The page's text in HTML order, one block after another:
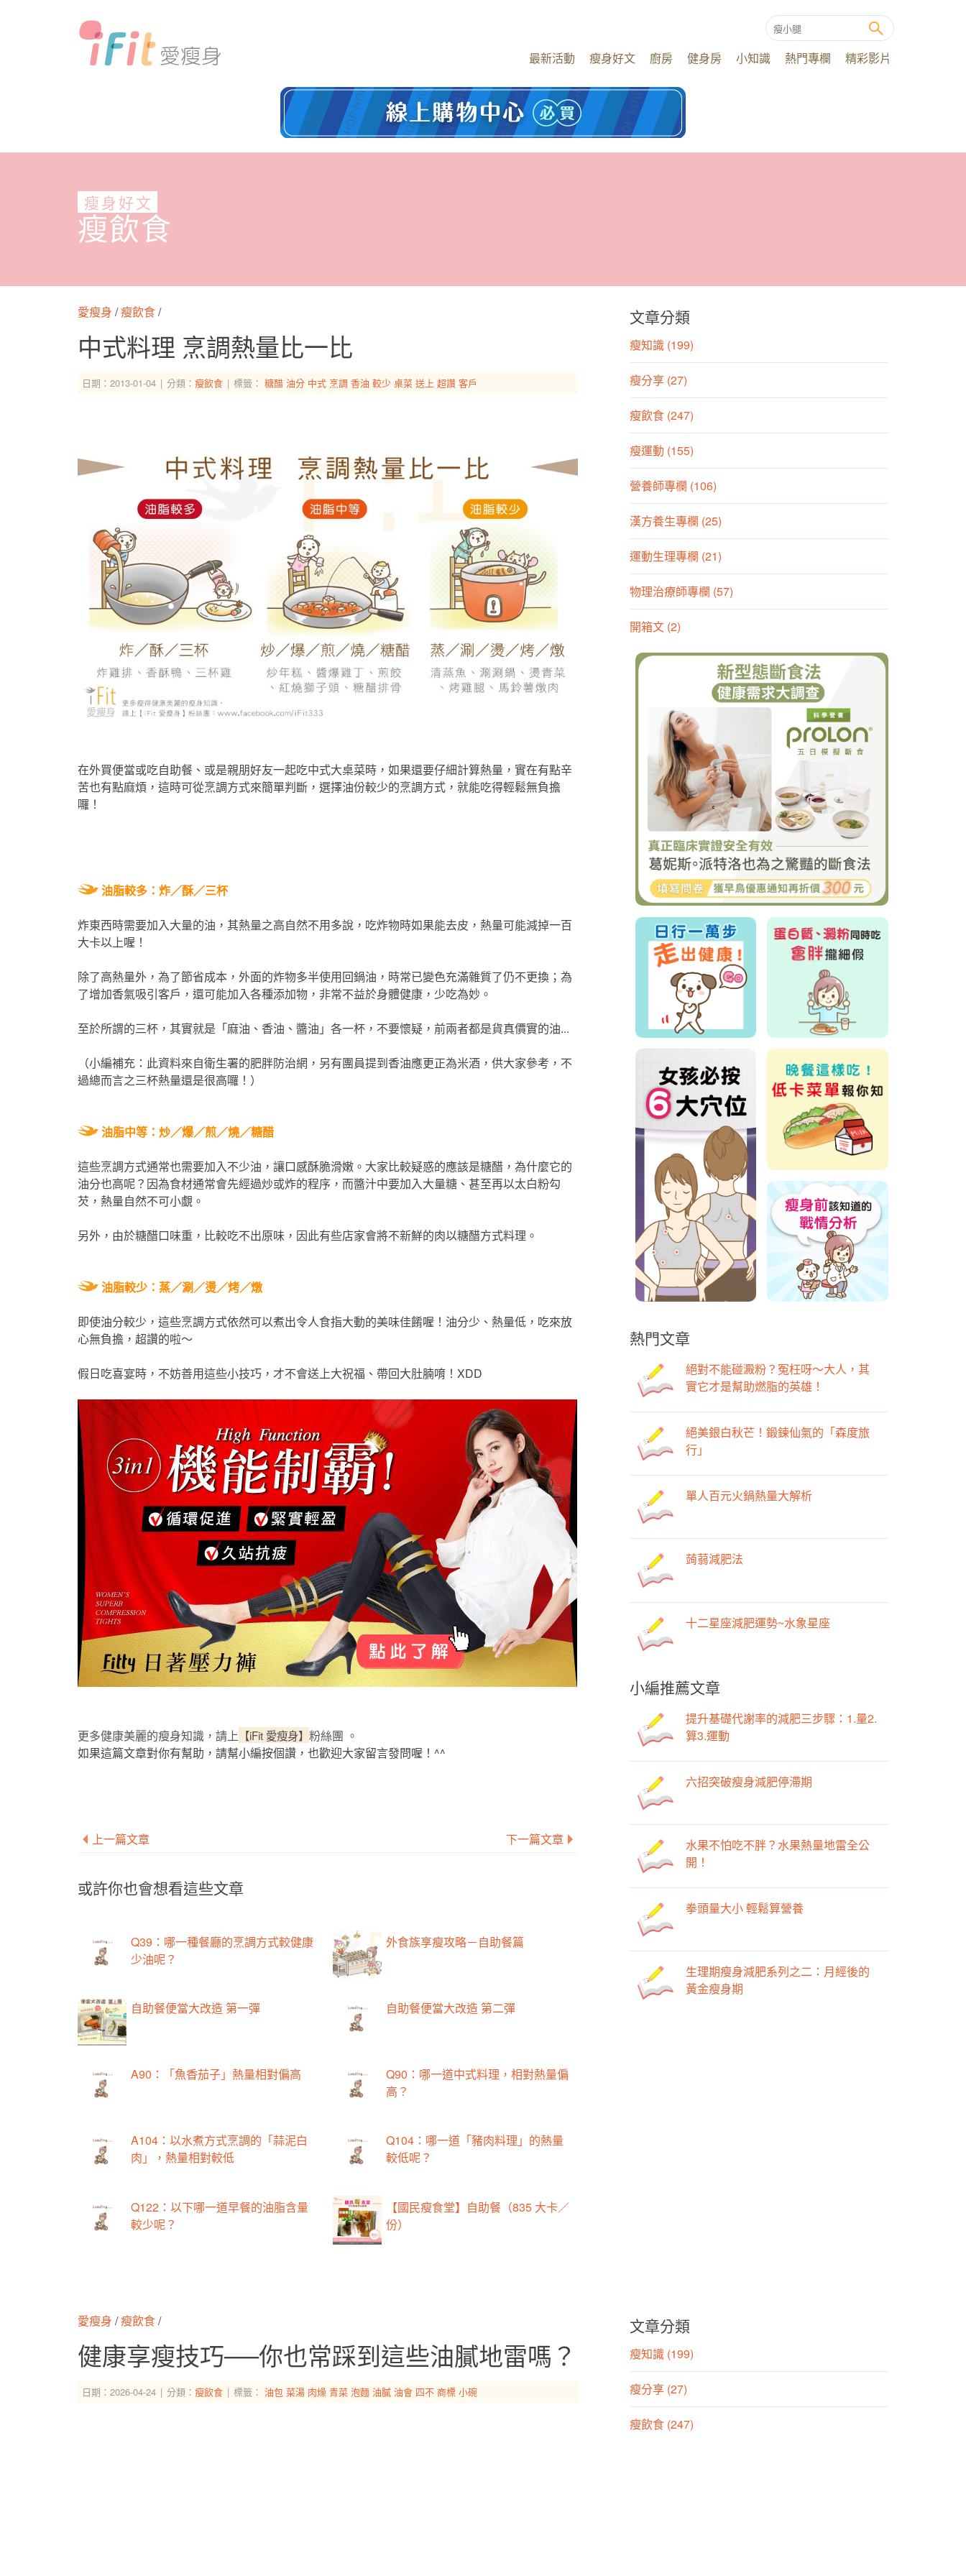
最新活動 瘦身好文 廚房 健身房 小知識 熱門專欄 精彩影片
瘦身好文
瘦飲食
愛瘦身 /瘦飲食/
中式料理 烹調熱量比一比
日期：2013-01-04 分類： 瘦飲食 標籤： 糖醋 油分 中式 烹調 香油 較少 桌菜 送上 超讚 客戶
在外買便當或吃自助餐、或是親朋好友一起吃中式大桌菜時，如果還要仔細計算熱量，實在有點辛
苦也有點麻煩，這時可從烹調方式來簡單判斷，選擇油份較少的烹調方式，就能吃得輕鬆無負擔
囉！
油脂較多：炸／酥／三杯
炸東西時需要加入大量的油，其熱量之高自然不用多說，吃炸物時如果能去皮，熱量可能減掉一百
大卡以上喔！
除了高熱量外，為了節省成本，外面的炸物多半使用回鍋油，時常已變色充滿雜質了仍不更換；為
了增加香氣吸引客戶，還可能加入各種添加物，非常不益於身體健康，少吃為妙。
至於所謂的三杯，其實就是「麻油、香油、醬油」各一杯，不要懷疑，前兩者都是貨真價實的油...
（小編補充：此資料來自衛生署的肥胖防治網，另有團員提到香油應更正為米酒，供大家參考，不
過總而言之三杯熱量還是很高囉！）
油脂中等：炒／爆／煎／燒／糖醋
這些烹調方式通常也需要加入不少油，讓口感酥脆滑嫩。大家比較疑惑的應該是糖醋，為什麼它的
油分也高呢？因為食材通常會先經過炒或炸的程序，而醬汁中要加入大量糖、甚至再以太白粉勾
芡，熱量自然不可小覷。
另外，由於糖醋口味重，比較吃不出原味，因此有些店家會將不新鮮的肉以糖醋方式料理。
油脂較少：蒸／涮／燙／烤／燉
即使油分較少，這些烹調方式依然可以煮出令人食指大動的美味佳餚喔！油分少、熱量低，吃來放
心無負擔，超讚的啦～
假日吃喜宴時，不妨善用這些小技巧，才不會送上大祝福、帶回大肚腩唷！XDD
更多健康美麗的瘦身知識，請上 【iFit 愛瘦身】 粉絲團 。
如果這篇文章對你有幫助，請幫小編按個讚，也歡迎大家留言發問喔！^^
上一篇文章 下一篇文章
或許你也會想看這些文章
Q39：哪一種餐廳的烹調方式較健康
少油呢？
外食族享瘦攻略－自助餐篇
自助餐便當大改造 第一彈 自助餐便當大改造 第二彈
A90：「魚香茄子」熱量相對偏高
Q90：哪一道中式料理，相對熱量偏
高？
A104：以水煮方式烹調的「蒜泥白
肉」，熱量相對較低
Q104：哪一道「豬肉料理」的熱量
較低呢？
Q122：以下哪一道早餐的油脂含量
較少呢？
【國民瘦食堂】自助餐（835 大卡／
份）
文章分類
瘦知識 (199)
瘦分享 (27)
瘦飲食 (247)
瘦運動 (155)
營養師專欄 (106)
漢方養生專欄 (25)
運動生理專欄 (21)
物理治療師專欄 (57)
開箱文 (2)
熱門文章
絕對不能碰澱粉？冤枉呀～大人，其
實它才是幫助燃脂的英雄！
絕美銀白秋芒！鍛鍊仙氣的「森度旅
行」
單人百元火鍋熱量大解析
蒟蒻減肥法
十二星座減肥運勢~水象星座
小編推薦文章
提升基礎代謝率的減肥三步驟：1.量2.
算3.運動
六招突破瘦身減肥停滯期
水果不怕吃不胖？水果熱量地雷全公
開！
拳頭量大小 輕鬆算營養
生理期瘦身減肥系列之二：月經後的
黃金瘦身期
愛瘦身 /瘦飲食/
健康享瘦技巧──你也常踩到這些油膩地雷嗎？
日期：2026-04-24 分類： 瘦飲食 標籤： 油包 菜湯 肉燥 青菜 泡麵 油膩 油會 四不 商標 小碗
文章分類
瘦知識 (199)
瘦分享 (27)
瘦飲食 (247)